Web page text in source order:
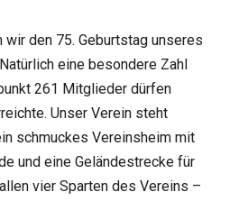
den 75. Geburtstag unseres
eine besondere Zahl
261 Mitglieder dürfen
Unser Verein steht
schmuckes Vereinsheim mit
und eine Geländestrecke für
vier Sparten des Vereins –